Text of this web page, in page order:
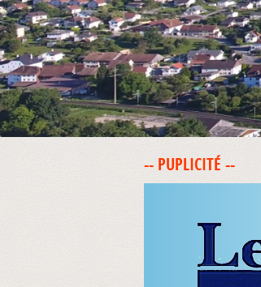
-- PUPLICITÉ --